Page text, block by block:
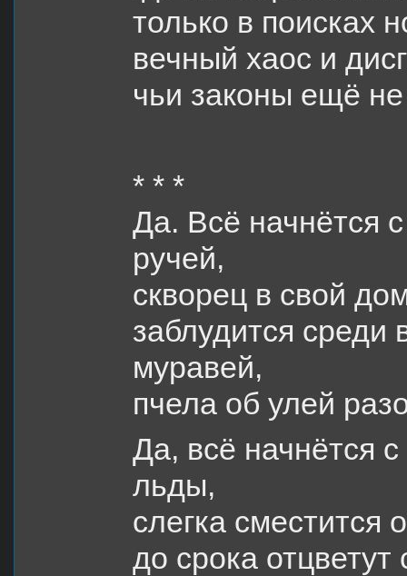
только в поисках
вечный хаос и
чьи законы ещё
* * *
Да. Всё начнётся
ручей,
скворец в свой
заблудится среди
муравей,
пчела об улей
Да, всё начнётся
льды,
слегка сместится
до срока